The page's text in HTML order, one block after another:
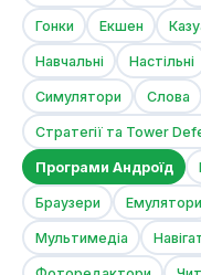
Гонки Екшен
Навчальні Настільні
Симулятори Слова
Стратегії та Tower
Програми Андроїд
Браузери Емулятори
Мультимедіа